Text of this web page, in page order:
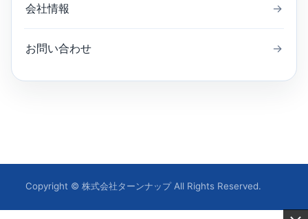
会社情報 →
お問い合わせ →
Copyright © 株式会社ターンナップ All Rights Reserved.